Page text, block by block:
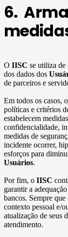
6.
O IISC se utiliza de
dos dados dos
de parceiros e
Em todos os casos,
políticas e critérios
estabelecem
confidencialidade,
medidas de
incidente ocorrer,
esforços para
Usuários.
Por fim, o IISC
garantir a
bancos. Sempre que
contexto pessoal e/
atualização de seus
atendimento.